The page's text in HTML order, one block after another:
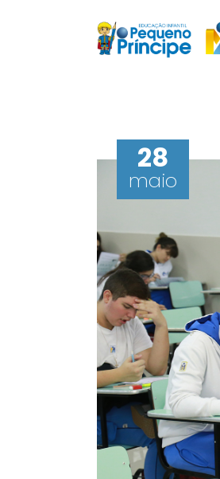
28
maio